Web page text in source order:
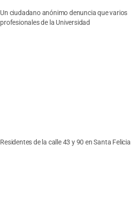
Un ciudadano anónimo denuncia que varios
profesionales de la Universidad
Residentes de la calle 43 y 90 en Santa Felicia